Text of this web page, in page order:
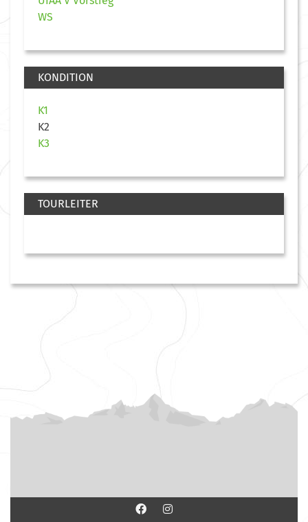
WS
KONDITION
K1
K2
K3
TOURLEITER